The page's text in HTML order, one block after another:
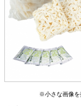
※小さな画像を